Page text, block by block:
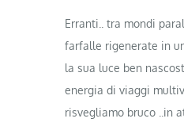
Erranti.. tra mondi
farfalle rigenerate in
la sua luce ben
energia di viaggi
risvegliamo bruco ..in